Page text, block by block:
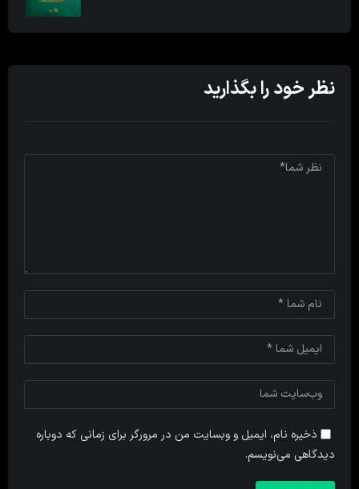
نظر خود را بگذارید
ذخیره نام، ایمیل و وبسایت من در مرورگر برای زمانی که دوباره
دیدگاهی می‌نویسم.